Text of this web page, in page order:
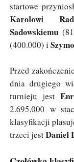
startowe
Karolowi
Sadowskiemu
(400.000) i
Przed
dnia drugiego
turnieju jest
2.695.000 w
klasyfikacji
trzeci jestDaniel